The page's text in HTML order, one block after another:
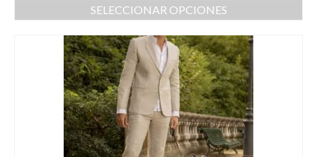
Colgantes
Collares y gargantillas
Conjunto de sombrero y cesta a juego
Coronas
Cuellos
Diademas
SELECCIONAR OPCIONES